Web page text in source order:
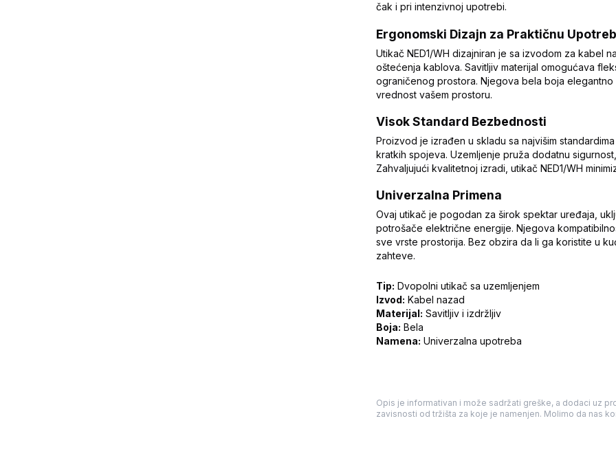
čak i pri intenzivnoj upotrebi.
Ergonomski Dizajn za Praktičnu
Utikač NED1/WH dizajniran je sa izvodom za kabel
oštećenja kablova. Savitljiv materijal omogućava
ograničenog prostora. Njegova bela boja
vrednost vašem prostoru.
Visok Standard Bezbednosti
Proizvod je izrađen u skladu sa najvišim
kratkih spojeva. Uzemljenje pruža dodatnu
Zahvaljujući kvalitetnoj izradi, utikač NED1/WH
Univerzalna Primena
Ovaj utikač je pogodan za širok spektar uređaja,
potrošače električne energije. Njegova
sve vrste prostorija. Bez obzira da li ga koristite u
zahteve.
Tip: Dvopolni utikač sa uzemljenjem
Izvod: Kabel nazad
Materijal: Savitljiv i izdržljiv
Boja: Bela
Namena: Univerzalna upotreba
Opis je informativan i može sadržati greške, a dodaci uz
zavisnosti od tržišta za koje je namenjen. Molimo da nas